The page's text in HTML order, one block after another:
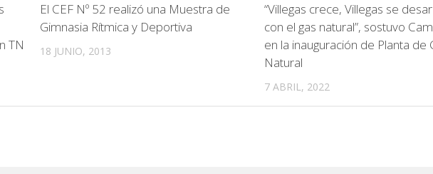
TN
El CEF Nº 52 realizó una Muestra de
Gimnasia Rítmica y Deportiva
18 JUNIO, 2013
“Villegas crece, Villegas se
con el gas natural”, sostuvo
en la inauguración de Planta de
Natural
7 ABRIL, 2022